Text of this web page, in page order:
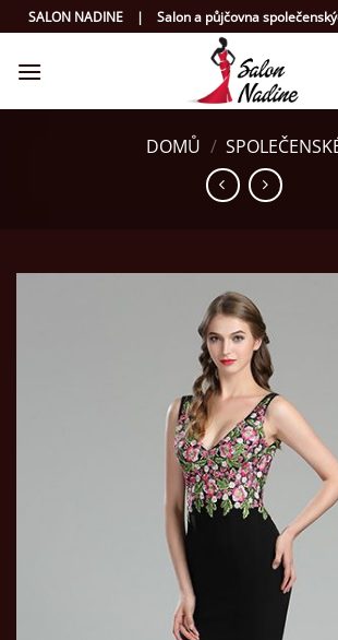
Přeskočit
na
obsah
SALON NADINE | Salon a půjčovna
DOMŮ /